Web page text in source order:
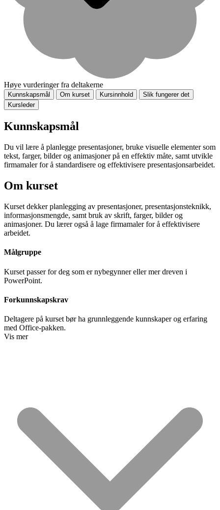
Høye vurderinger fra deltakerne
Kunnskapsmål Om kurset Kursinnhold
Slik fungerer det
Kursleder
Kunnskapsmål
Du vil lære å planlegge presentasjoner, bruke visuelle elementer som
tekst, farger, bilder og animasjoner på en effektiv måte, samt utvikle
firmamaler for å standardisere og effektivisere presentasjonsarbeidet.
Om kurset
Kurset dekker planlegging av presentasjoner, presentasjonsteknikk,
informasjonsmengde, samt bruk av skrift, farger, bilder og
animasjoner. Du lærer også å lage firmamaler for å effektivisere
arbeidet.
Målgruppe
Kurset passer for deg som er nybegynner eller mer dreven i
PowerPoint.
Forkunnskapskrav
Deltagere på kurset bør ha grunnleggende kunnskaper og erfaring
med Office-pakken.
Vis mer